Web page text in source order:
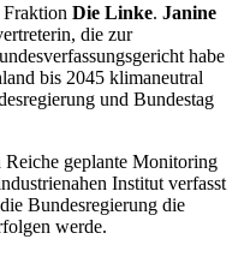
Die Linke. Janine
die zur
habe
bis 2045 klimaneutral
und Bundestag
geplante Monitoring
Institut verfasst
Bundesregierung die
werde.